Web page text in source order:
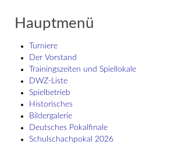
Hauptmenü
Turniere
Der Vorstand
Trainingszeiten und Spiellokale
DWZ-Liste
Spielbetrieb
Historisches
Bildergalerie
Deutsches Pokalfinale
Schulschach­pokal 2026